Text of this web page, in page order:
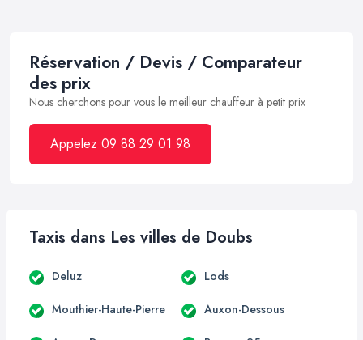
Réservation / Devis / Comparateur
des prix
Nous cherchons pour vous le meilleur chauffeur à petit prix
Appelez 09 88 29 01 98
Taxis dans Les villes de Doubs
Deluz Lods
Mouthier-Haute-Pierre Auxon-Dessous